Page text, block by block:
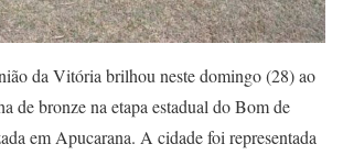
da Vitória brilhou neste domingo (28) ao
de bronze na etapa estadual do Bom de
em Apucarana. A cidade foi representada